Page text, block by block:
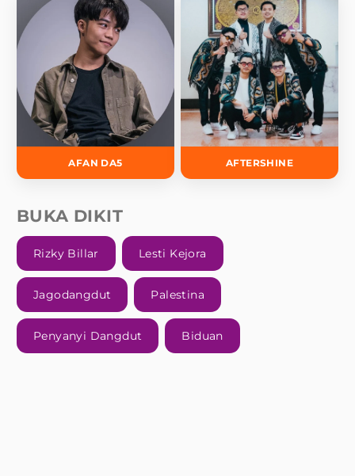
AFAN DA5 AFTERSHINE
BUKA DIKIT
Rizky Billar Lesti Kejora
Jagodangdut Palestina
Penyanyi Dangdut Biduan